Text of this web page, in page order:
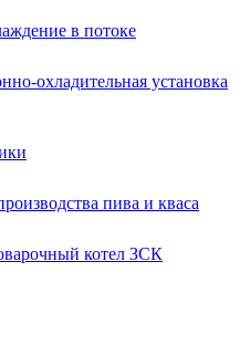
в потоке
охладительная установка
пива и кваса
котел ЗСК